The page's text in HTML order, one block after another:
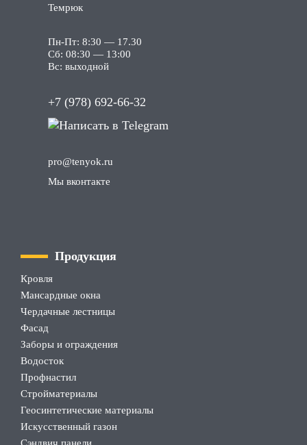
Темрюк
Пн-Пт: 8:30 — 17.30
Сб: 08:30 — 13:00
Вс: выходной
+7 (978) 692-66-32
pro@tenyok.ru
Мы вконтакте
Продукция
Кровля
Мансардные окна
Чердачные лестницы
Фасад
Заборы и ограждения
Водосток
Профнастил
Стройматериалы
Геосинтетические материалы
Искусственный газон